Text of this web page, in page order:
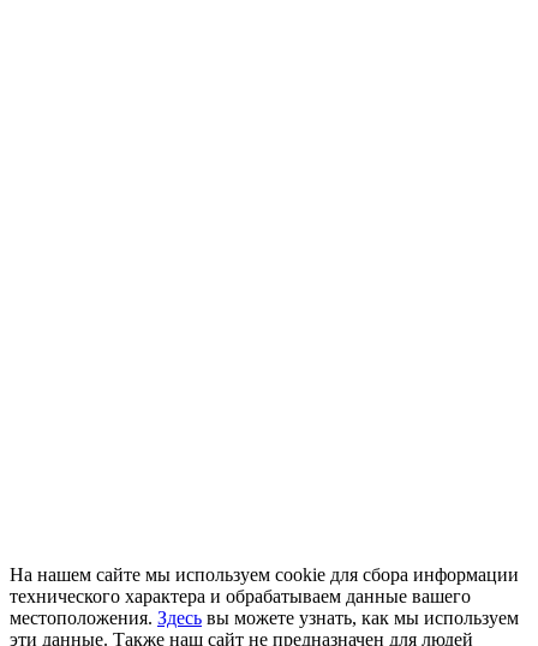
На нашем сайте мы используем cookie для сбора информации
технического характера и обрабатываем данные вашего
местоположения. Здесь вы можете узнать, как мы используем
эти данные. Также наш сайт не предназначен для людей